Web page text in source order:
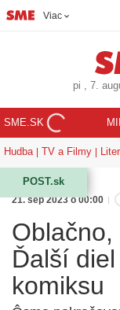
Viac
pi , 7.
SME.SK
Hudba TV a Filmy
POST.sk
21. sep 2023 o 00:00
Ďalší
komiksu